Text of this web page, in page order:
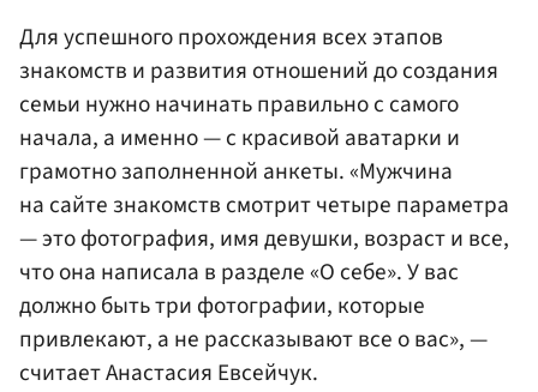
Для успешного прохождения всех этапов
знакомств и развития отношений до создания
семьи нужно начинать правильно с самого
начала, а именно — с красивой аватарки и
грамотно заполненной анкеты. «Мужчина
на сайте знакомств смотрит четыре параметра
— это фотография, имя девушки, возраст и все,
что она написала в разделе «О себе». У вас
должно быть три фотографии, которые
привлекают, а не рассказывают все о вас», —
считает Анастасия Евсейчук.